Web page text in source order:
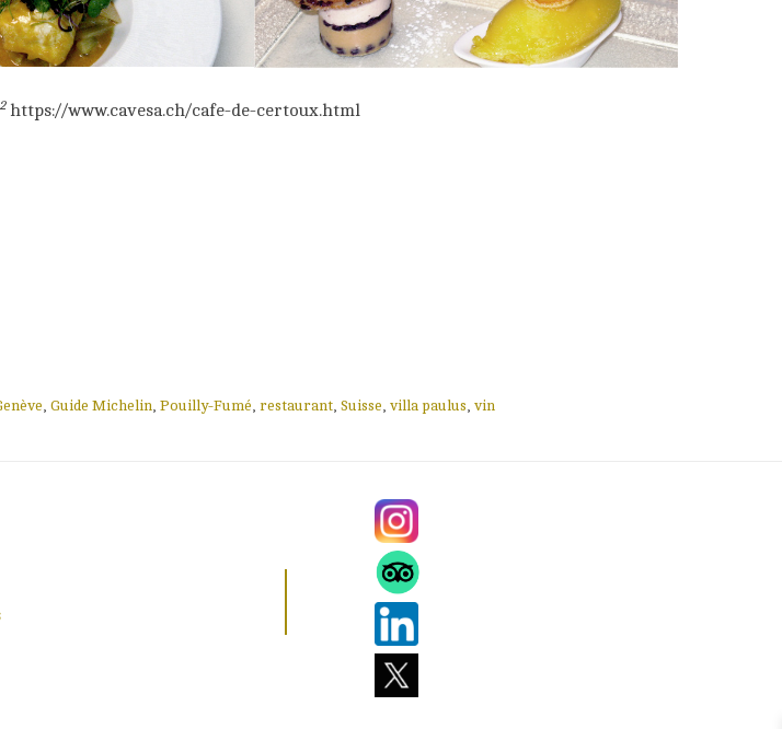
2https://www.cavesa.ch/cafe-de-certoux.html
Guide Michelin Pouilly-Fumé restaurant Suisse villa paulus vin